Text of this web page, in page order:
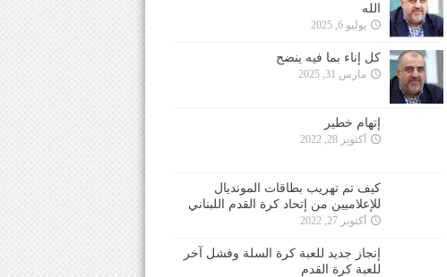
الله
يوليو 6, 2025
كل إناء بما فيه ينضح
مارس 31, 2025
إتهام خطير
أكتوبر 28, 2022
كيف تم تهريب بطاقات المونديال
للإعلاميين من إتحاد كرة القدم اللبناني
أكتوبر 27, 2022
إنجاز جديد للعبة كرة السلة وفشل آخر
للعبة كرة القدم